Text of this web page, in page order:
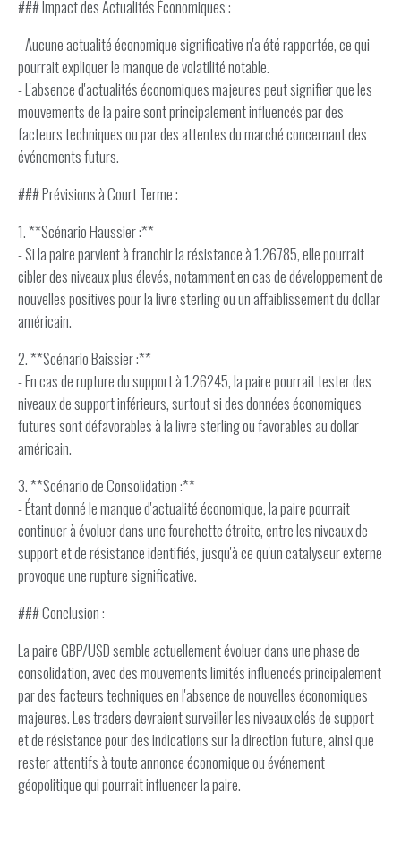
### Impact des Actualités Économiques :
- Aucune actualité économique significative n'a été rapportée, ce qui
pourrait expliquer le manque de volatilité notable.
- L'absence d'actualités économiques majeures peut signifier que les
mouvements de la paire sont principalement influencés par des
facteurs techniques ou par des attentes du marché concernant des
événements futurs.
### Prévisions à Court Terme :
1. **Scénario Haussier :**
- Si la paire parvient à franchir la résistance à 1.26785, elle pourrait
cibler des niveaux plus élevés, notamment en cas de développement de
nouvelles positives pour la livre sterling ou un affaiblissement du dollar
américain.
2. **Scénario Baissier :**
- En cas de rupture du support à 1.26245, la paire pourrait tester des
niveaux de support inférieurs, surtout si des données économiques
futures sont défavorables à la livre sterling ou favorables au dollar
américain.
3. **Scénario de Consolidation :**
- Étant donné le manque d'actualité économique, la paire pourrait
continuer à évoluer dans une fourchette étroite, entre les niveaux de
support et de résistance identifiés, jusqu'à ce qu'un catalyseur externe
provoque une rupture significative.
### Conclusion :
La paire GBP/USD semble actuellement évoluer dans une phase de
consolidation, avec des mouvements limités influencés principalement
par des facteurs techniques en l'absence de nouvelles économiques
majeures. Les traders devraient surveiller les niveaux clés de support
et de résistance pour des indications sur la direction future, ainsi que
rester attentifs à toute annonce économique ou événement
géopolitique qui pourrait influencer la paire.